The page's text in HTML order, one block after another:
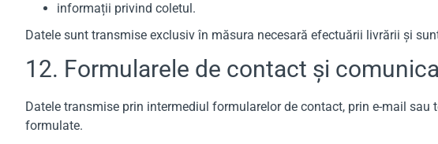
informații privind coletul.
Datele sunt transmise exclusiv în măsura necesară efectuării livrării și
12. Formularele de contact și
Datele transmise prin intermediul formularelor de contact, prin e-mail
formulate.